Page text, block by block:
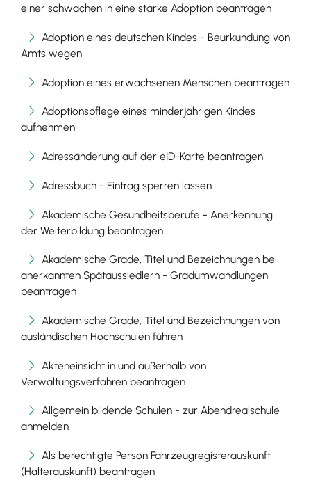
einer schwachen in eine starke Adoption beantragen
Adoption eines deutschen Kindes - Beurkundung von
Amts wegen
Adoption eines erwachsenen Menschen beantragen
Adoptionspflege eines minderjährigen Kindes
aufnehmen
Adressänderung auf der eID-Karte beantragen
Adressbuch - Eintrag sperren lassen
Akademische Gesundheitsberufe - Anerkennung
der Weiterbildung beantragen
Akademische Grade, Titel und Bezeichnungen bei
anerkannten Spätaussiedlern - Gradumwandlungen
beantragen
Akademische Grade, Titel und Bezeichnungen von
ausländischen Hochschulen führen
Akteneinsicht in und außerhalb von
Verwaltungsverfahren beantragen
Allgemein bildende Schulen - zur Abendrealschule
anmelden
Als berechtigte Person Fahrzeugregisterauskunft
(Halterauskunft) beantragen